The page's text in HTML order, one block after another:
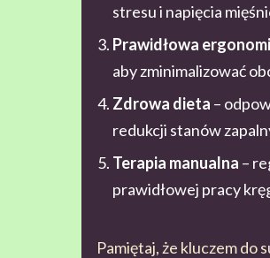
stresu i napięcia
Prawidłowa
aby zminimalizować
Zdrowa dieta –
redukcji stanów
Terapia manualna –
prawidłowej pracy
Pamiętaj, że kluczem do